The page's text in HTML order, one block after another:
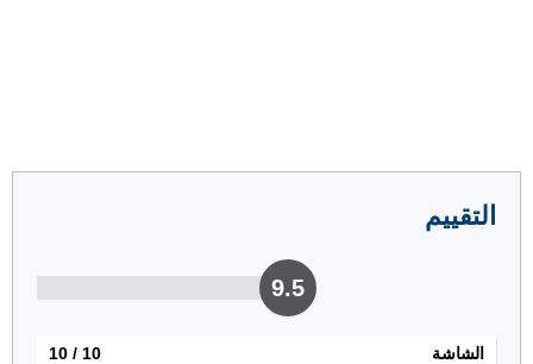
التقييم
9.5
الشاشة 10
/ 10